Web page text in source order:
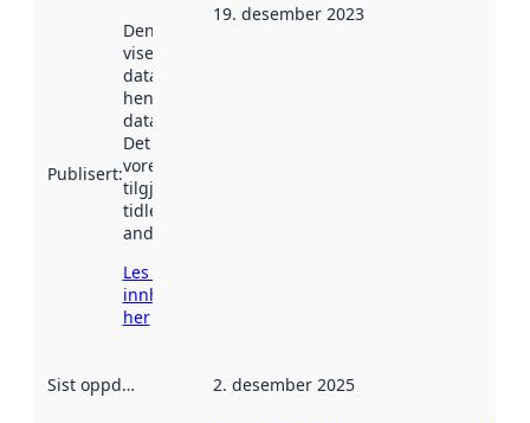
Publisert:
Denne datoen
viser når
datasettet vart
henta inn av
data.norge.no.
Det kan ha
vore
tilgjengeleg
tidlegare
andre stader.
Les meir om
innhenting
her
19. desember 2023
Sist oppdatert 2. desember 2025